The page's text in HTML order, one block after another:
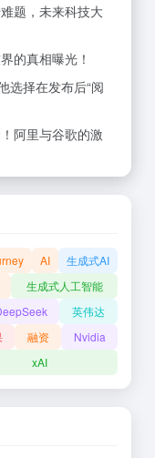
题，未来科技大
的真相曝光！
选择在发布后“阅
阿里与谷歌的激
AI
生成式AI
生成式人工智能
英伟达
融资
Nvidia
xAI